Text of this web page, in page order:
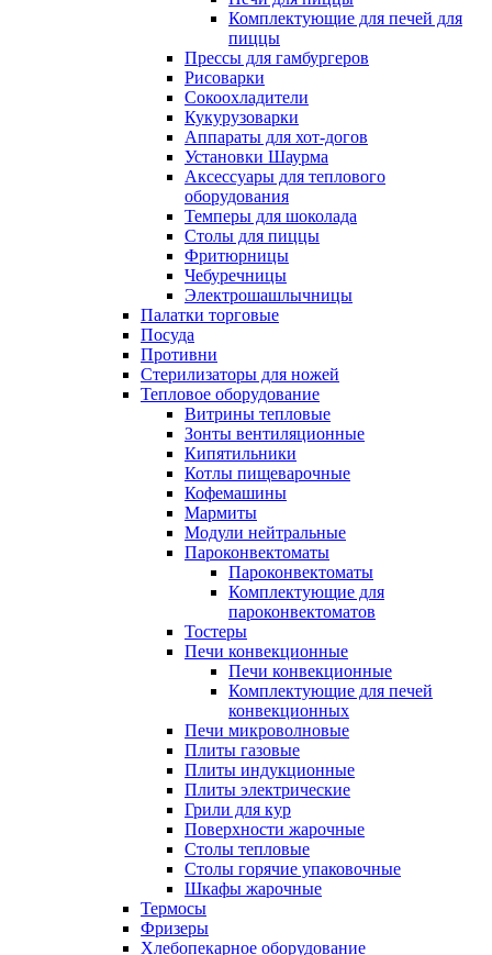
Комплектующие для печей для
пиццы
Прессы для гамбургеров
Рисоварки
Сокоохладители
Кукурузоварки
Аппараты для хот-догов
Установки Шаурма
Аксессуары для теплового
оборудования
Темперы для шоколада
Столы для пиццы
Фритюрницы
Чебуречницы
Электрошашлычницы
Палатки торговые
Посуда
Противни
Стерилизаторы для ножей
Тепловое оборудование
Витрины тепловые
Зонты вентиляционные
Кипятильники
Котлы пищеварочные
Кофемашины
Мармиты
Модули нейтральные
Пароконвектоматы
Пароконвектоматы
Комплектующие для
пароконвектоматов
Тостеры
Печи конвекционные
Печи конвекционные
Комплектующие для печей
конвекционных
Печи микроволновые
Плиты газовые
Плиты индукционные
Плиты электрические
Грили для кур
Поверхности жарочные
Столы тепловые
Столы горячие упаковочные
Шкафы жарочные
Термосы
Фризеры
Хлебопекарное оборудование